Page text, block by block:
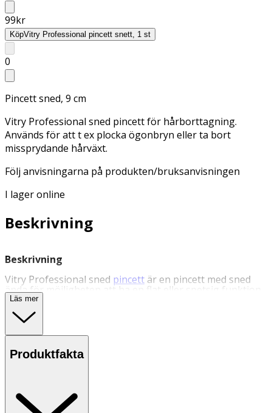
99kr
KöpVitry Professional pincett snett, 1 st
0
Pincett sned, 9 cm
Vitry Professional sned pincett för hårborttagning.
Används för att t ex plocka ögonbryn eller ta bort
missprydande hårväxt.
Följ anvisningarna på produkten/bruksanvisningen
I lager online
Beskrivning
Beskrivning
Vitry Professional sned pincett är en pincett med sned
ända för möjligheten att ha en flat eller spetsig funktion
vid exempelvis brynplock eller ta bort missprydande
hårväxt. Följ anvisningarna på
produkten/bruksanvisningen.
Användning
- Rengör pincetten med ljummet vatten och tvål. Förvaras
Läs mer
Produktfakta